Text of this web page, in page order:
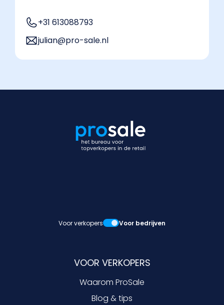
+31 613088793
julian@pro-sale.nl
Voor verkopers Voor bedrijven
VOOR VERKOPERS
Waarom ProSale
Blog & tips